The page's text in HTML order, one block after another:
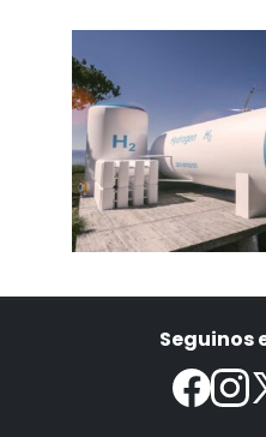
Seguinos